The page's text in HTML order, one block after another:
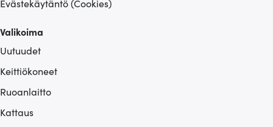
Evästekäytäntö (Cookies)
Valikoima
Uutuudet
Keittiökoneet
Ruoanlaitto
Kattaus